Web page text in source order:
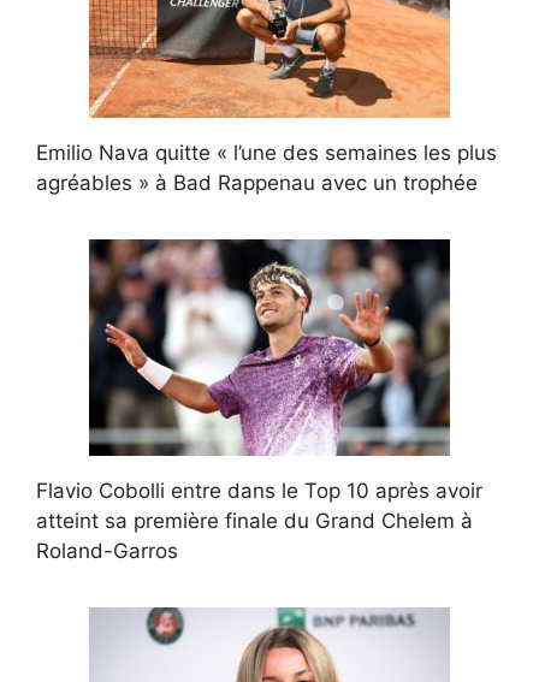
Emilio Nava quitte « l’une des semaines les plus
agréables » à Bad Rappenau avec un trophée
Flavio Cobolli entre dans le Top 10 après avoir
atteint sa première finale du Grand Chelem à
Roland-Garros